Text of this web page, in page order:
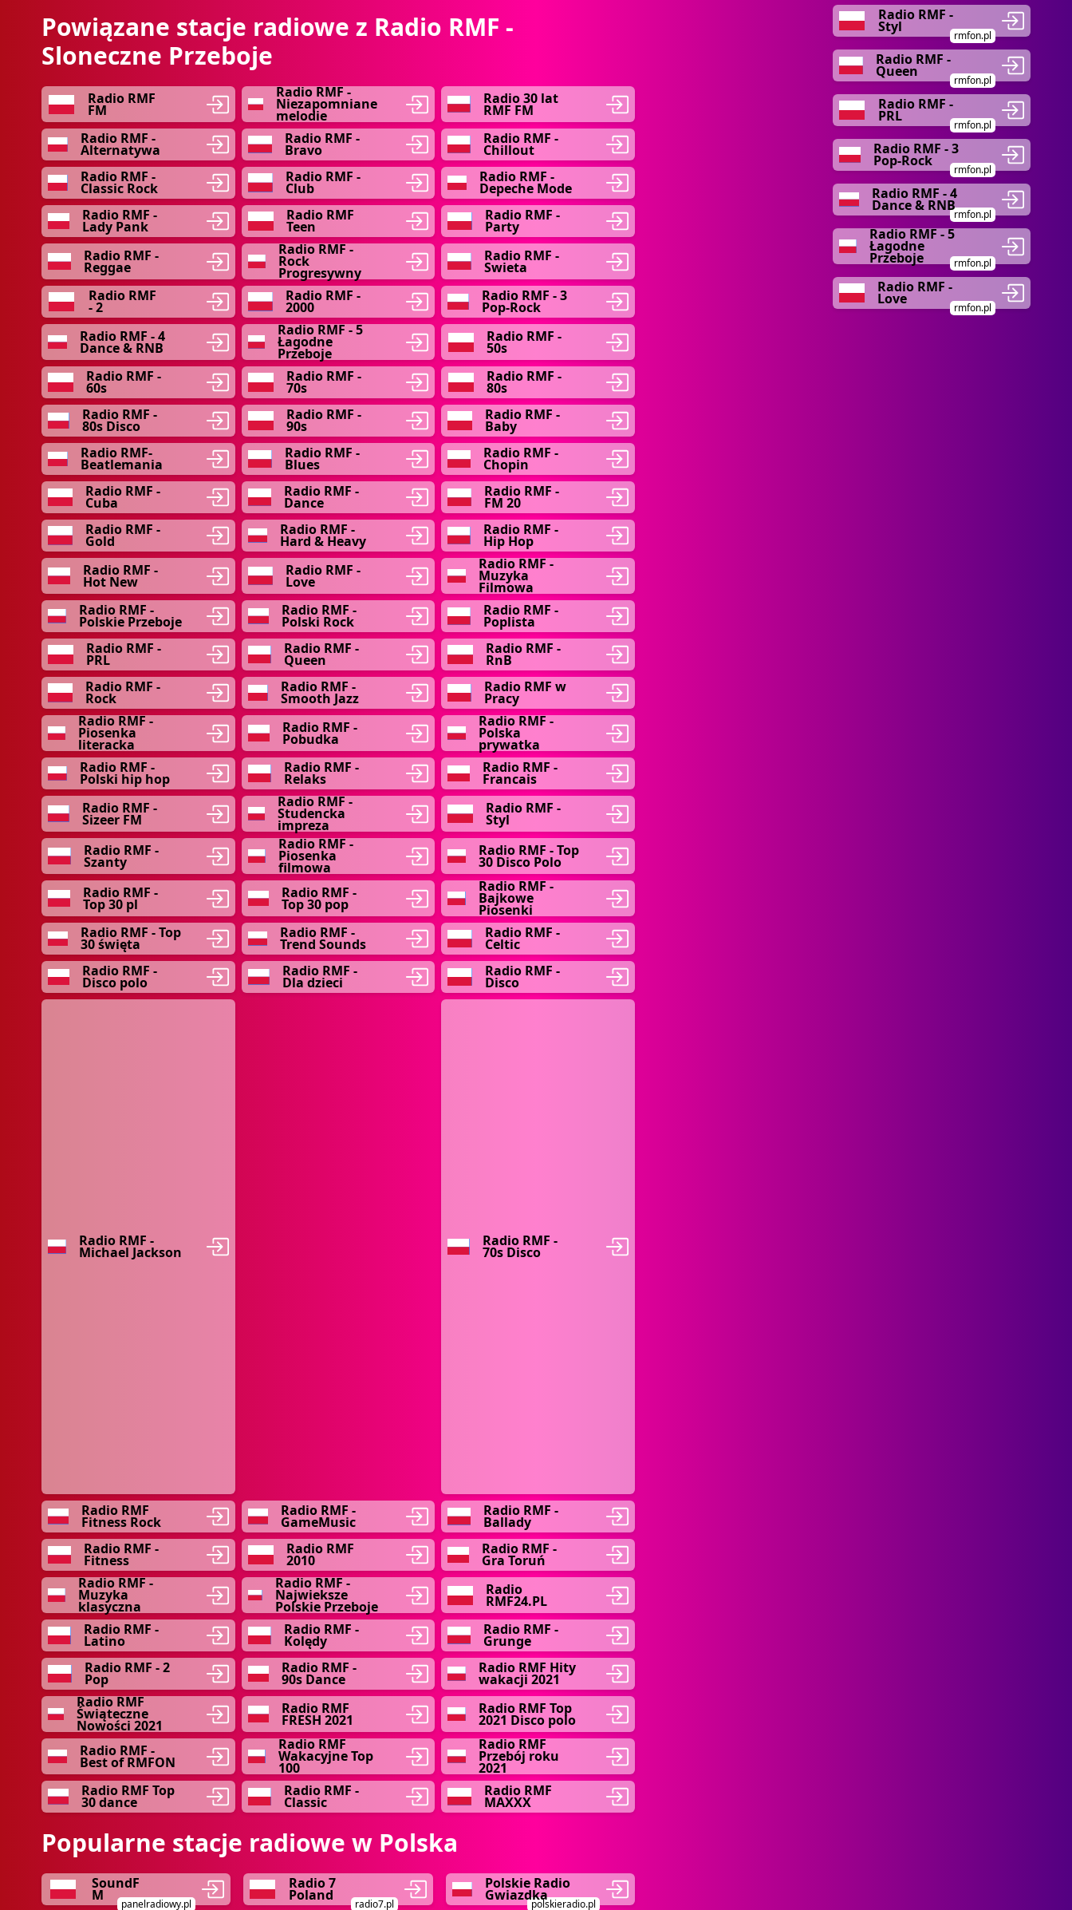
Powiązane stacje radiowe z Radio RMF -
Sloneczne Przeboje
Radio RMF
FM
Radio RMF -
Niezapomniane
melodie
Radio 30 lat
RMF FM
Radio RMF -
Alternatywa
Radio RMF -
Bravo
Radio RMF -
Chillout
Radio RMF -
Classic Rock
Radio RMF -
Club
Radio RMF -
Depeche Mode
Radio RMF -
Lady Pank
Radio RMF
Teen
Radio RMF -
Party
Radio RMF -
Reggae
Radio RMF -
Rock
Progresywny
Radio RMF -
Swieta
Radio RMF
- 2
Radio RMF -
2000
Radio RMF - 3
Pop-Rock
Radio RMF - 4
Dance & RNB
Radio RMF - 5
Łagodne
Przeboje
Radio RMF -
50s
Radio RMF -
60s
Radio RMF -
70s
Radio RMF -
80s
Radio RMF -
80s Disco
Radio RMF -
90s
Radio RMF -
Baby
Radio RMF-
Beatlemania
Radio RMF -
Blues
Radio RMF -
Chopin
Radio RMF -
Cuba
Radio RMF -
Dance
Radio RMF -
FM 20
Radio RMF -
Gold
Radio RMF -
Hard & Heavy
Radio RMF -
Hip Hop
Radio RMF -
Hot New
Radio RMF -
Love
Radio RMF -
Muzyka
Filmowa
Radio RMF -
Polskie Przeboje
Radio RMF -
Polski Rock
Radio RMF -
Poplista
Radio RMF -
PRL
Radio RMF -
Queen
Radio RMF -
RnB
Radio RMF -
Rock
Radio RMF -
Smooth Jazz
Radio RMF w
Pracy
Radio RMF -
Piosenka
literacka
Radio RMF -
Pobudka
Radio RMF -
Polska
prywatka
Radio RMF -
Polski hip hop
Radio RMF -
Relaks
Radio RMF -
Francais
Radio RMF -
Sizeer FM
Radio RMF -
Studencka
impreza
Radio RMF -
Styl
Radio RMF -
Szanty
Radio RMF -
Piosenka
filmowa
Radio RMF - Top
30 Disco Polo
Radio RMF -
Top 30 pl
Radio RMF -
Top 30 pop
Radio RMF -
Bajkowe
Piosenki
Radio RMF - Top
30 święta
Radio RMF -
Trend Sounds
Radio RMF -
Celtic
Radio RMF -
Disco polo
Radio RMF -
Dla dzieci
Radio RMF -
Disco
Radio RMF -
Michael Jackson
Radio RMF -
70s Disco
Radio RMF
Fitness Rock
Radio RMF -
GameMusic
Radio RMF -
Ballady
Radio RMF -
Fitness
Radio RMF
2010
Radio RMF -
Gra Toruń
Radio RMF -
Muzyka
klasyczna
Radio RMF -
Najwieksze
Polskie Przeboje
Radio
RMF24.PL
Radio RMF -
Latino
Radio RMF -
Kolędy
Radio RMF -
Grunge
Radio RMF - 2
Pop
Radio RMF -
90s Dance
Radio RMF Hity
wakacji 2021
Radio RMF
Świąteczne
Nowości 2021
Radio RMF
FRESH 2021
Radio RMF Top
2021 Disco polo
Radio RMF -
Best of RMFON
Radio RMF
Wakacyjne Top
100
Radio RMF
Przebój roku
2021
Radio RMF Top
30 dance
Radio RMF -
Classic
Radio RMF
MAXXX
Popularne stacje radiowe w Polska
SoundF
M
panelradiowy.pl
Radio 7
Poland
radio7.pl
Polskie Radio
Gwiazdka
polskieradio.pl
Radio RMF -
Styl
rmfon.pl
Radio RMF -
Queen
rmfon.pl
Radio RMF -
PRL
rmfon.pl
Radio RMF - 3
Pop-Rock
rmfon.pl
Radio RMF - 4
Dance & RNB
rmfon.pl
Radio RMF - 5
Łagodne
Przeboje rmfon.pl
Radio RMF -
Love
rmfon.pl